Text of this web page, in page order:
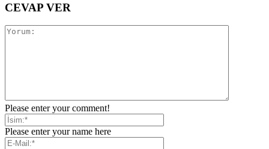
CEVAP VER
Please enter your comment!
Please enter your name here